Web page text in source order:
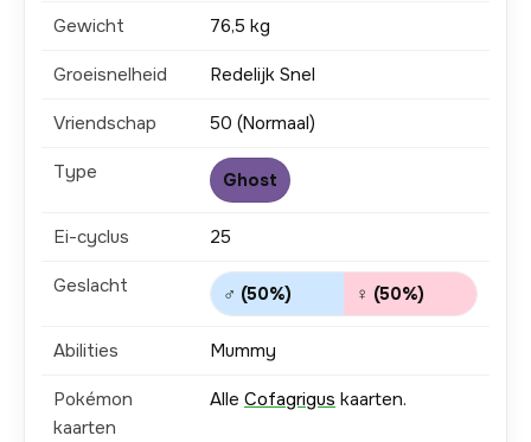
Gewicht 76,5 kg
Groeisnelheid Redelijk Snel
Vriendschap 50 (Normaal)
Type Ghost
Ei-cyclus 25
Geslacht ♂ (50%) ♀ (50%)
Abilities Mummy
Pokémon
kaarten
Alle Cofagrigus kaarten.